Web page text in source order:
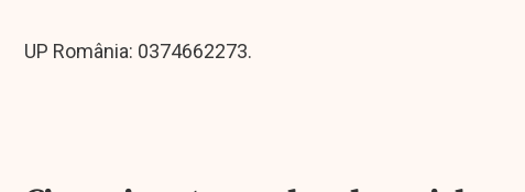
UP România: 0374662273.